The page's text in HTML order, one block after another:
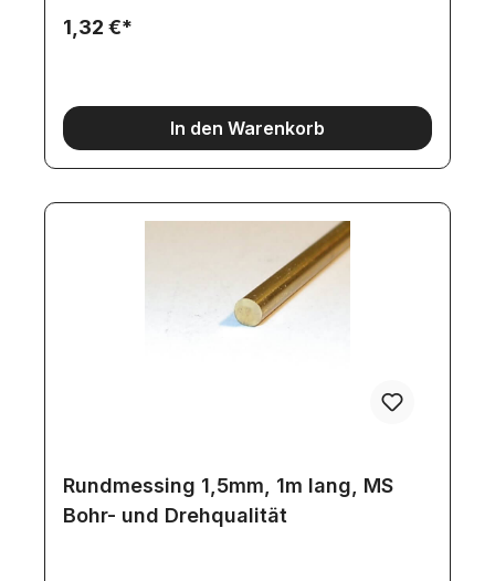
1,32 €*
In den Warenkorb
Rundmessing 1,5mm, 1m lang, MS
Bohr- und Drehqualität